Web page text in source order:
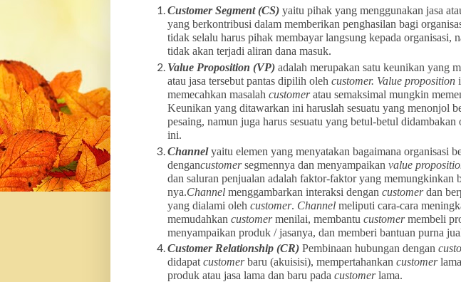
Customer Segment (CS) yaitu pihak yang menggunakan jasa
yang berkontribusi dalam memberikan penghasilan bagi
tidak selalu harus pihak membayar langsung kepada organisasi,
tidak akan terjadi aliran dana masuk.
Value Proposition (VP)adalah merupakan satu keunikan yang
atau jasa tersebut pantas dipilih oleh customer. Value proposition
memecahkan masalah customeratau semaksimal mungkin
Keunikan yang ditawarkan ini haruslah sesuatu yang menonjol
pesaing, namun juga harus sesuatu yang betul-betul didambakan
ini.
Channelyaitu elemen yang menyatakan bagaimana organisasi
dengancustomersegmennya dan menyampaikan value
dan saluran penjualan adalah faktor-faktor yang memungkinkan
nya.Channel menggambarkan interaksi dengan customerdan
yang dialami oleh customer. Channelmeliputi cara-cara
memudahkan customermenilai, membantu customermembeli
menyampaikan produk / jasanya, dan memberi bantuan purna
Customer Relationship (CR) Pembinaan hubungan dengan
didapatcustomerbaru (akuisisi), mempertahankan customer
produk atau jasa lama dan baru pada customerlama.